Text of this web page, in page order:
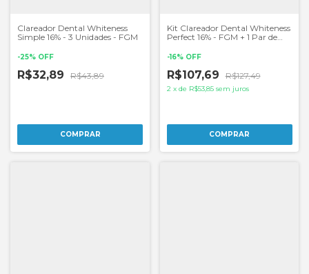
Clareador Dental Whiteness
Simple 16% - 3 Unidades - FGM
-25% OFF
R$32,89 R$43,89
Kit Clareador Dental Whiteness
Perfect 16% - FGM + 1 Par de
-16% OFF
R$107,69 R$127,49
2 x de R$53,85 sem juros